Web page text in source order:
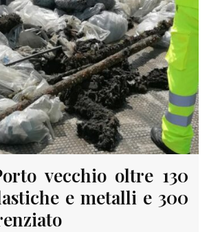
vecchio oltre 130
e metalli e 300